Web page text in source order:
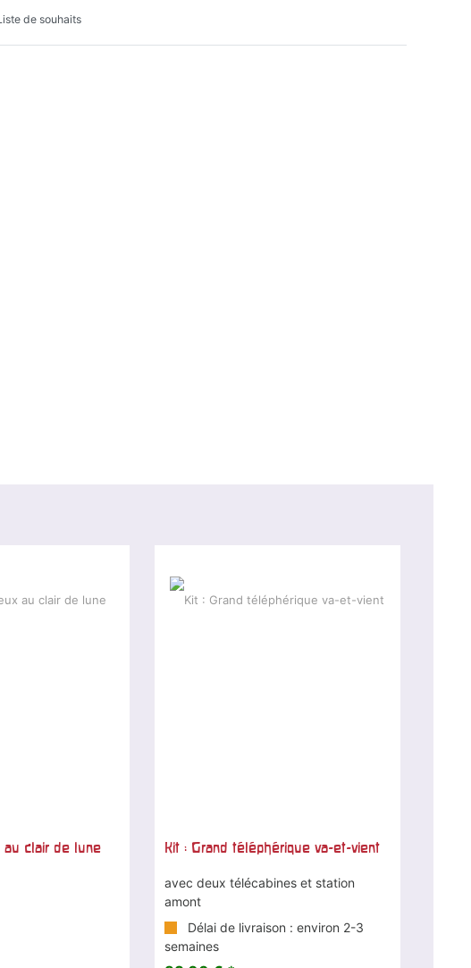
de souhaits
au clair de lune Kit : Grand téléphérique va-et-vient
avec deux télécabines et station
amont
Délai de livraison : environ 2-3
semaines